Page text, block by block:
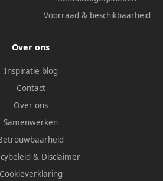
Voorraad & beschikbaarheid
Over ons
Inspiratie blog
Contact
Over ons
Samenwerken
& Disclaimer
Cookieverklaring